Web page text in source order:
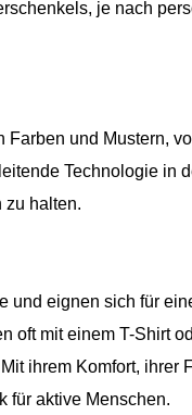
je nach
und Mustern,
Technologie in
zu halten.
und eignen sich für
oft mit einem T-Shirt
ihrem Komfort, ihrer
für aktive Menschen.